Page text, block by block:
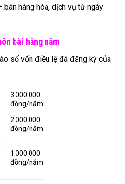
hàng hóa, dịch vụ từ ngày
bài hằng năm
số vốn điều lệ đã đăng ký của
3.000.000
đồng/năm
2.000.000
đồng/năm
1.000.000
đồng/năm